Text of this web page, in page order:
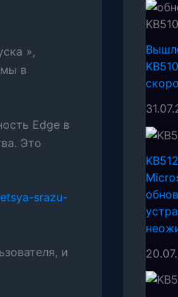
»,
в
Edge в
Это
srazu-
и